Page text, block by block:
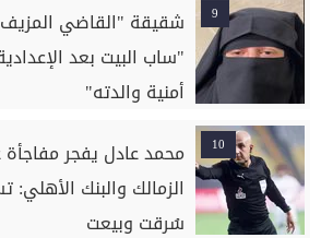
9
شقيقة "القاضي
"ساب البيت بعد
أمنية والدته"
10
محمد عادل يفجر مفاجأة
الزمالك والبنك الأهلي:
سُرقت وبيعت